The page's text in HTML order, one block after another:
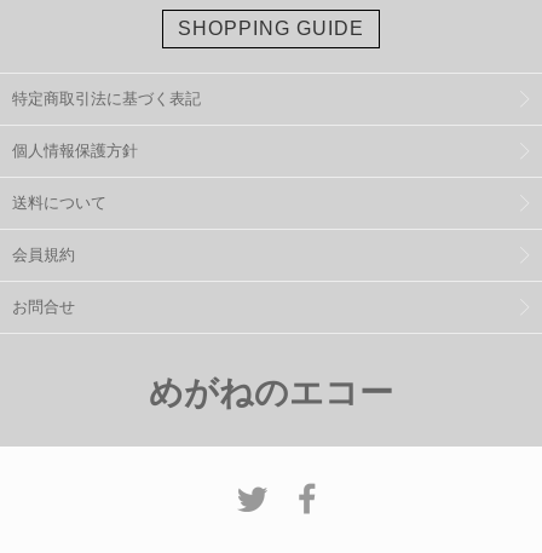
SHOPPING GUIDE
特定商取引法に基づく表記
個人情報保護方針
送料について
会員規約
お問合せ
めがねのエコー